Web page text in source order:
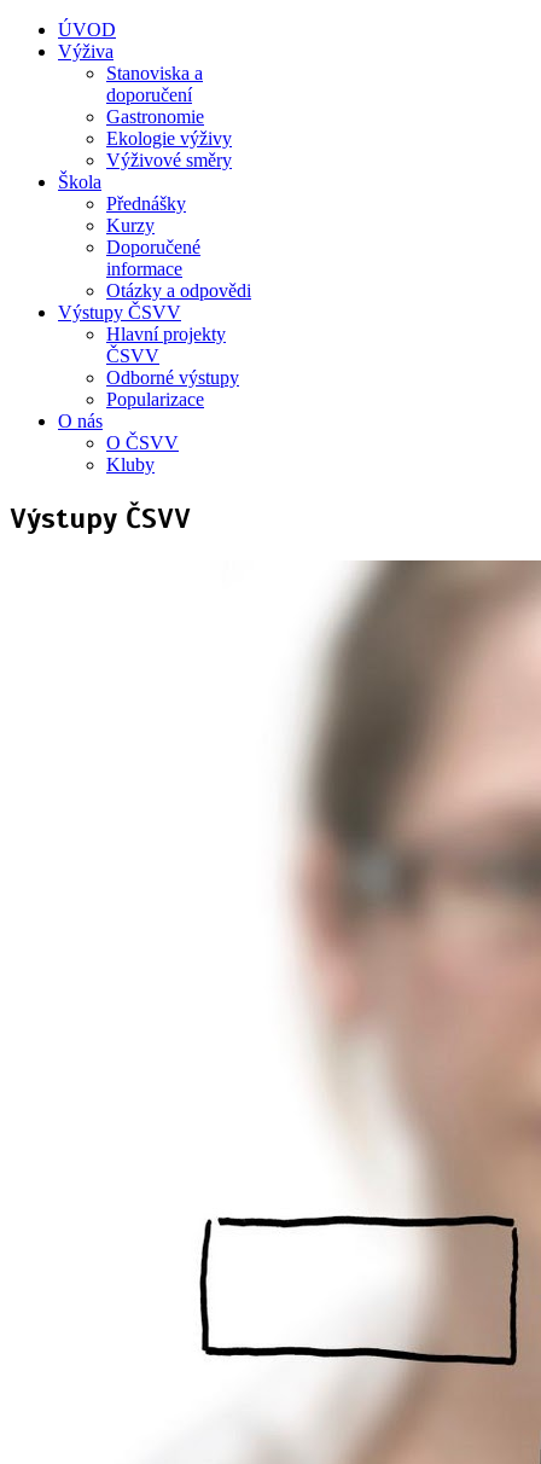
ÚVOD
Výživa
Stanoviska a
doporučení
Gastronomie
Ekologie výživy
Výživové směry
Škola
Přednášky
Kurzy
Doporučené
informace
Otázky a odpovědi
Výstupy ČSVV
Hlavní projekty
ČSVV
Odborné výstupy
Popularizace
O nás
O ČSVV
Kluby
Výstupy ČSVV